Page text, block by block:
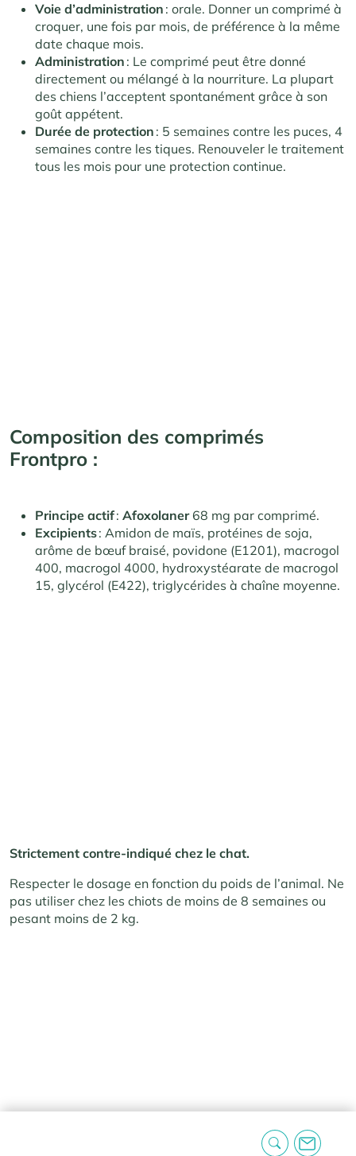
Voie d’administration : orale. Donner un comprimé à
croquer, une fois par mois, de préférence à la même
date chaque mois.
Administration : Le comprimé peut être donné
directement ou mélangé à la nourriture. La plupart
des chiens l’acceptent spontanément grâce à son
goût appétent.
Durée de protection : 5 semaines contre les puces, 4
semaines contre les tiques. Renouveler le traitement
tous les mois pour une protection continue.
Composition des comprimés
Frontpro :
Principe actif: Afoxolaner68 mg par comprimé.
Excipients: Amidon de maïs, protéines de soja,
arôme de bœuf braisé, povidone (E1201), macrogol
400, macrogol 4000, hydroxystéarate de macrogol
15, glycérol (E422), triglycérides à chaîne moyenne.
Strictement contre-indiqué chez le chat.
Respecter le dosage en fonction du poids de l’animal. Ne
pas utiliser chez les chiots de moins de 8 semaines ou
pesant moins de 2 kg.